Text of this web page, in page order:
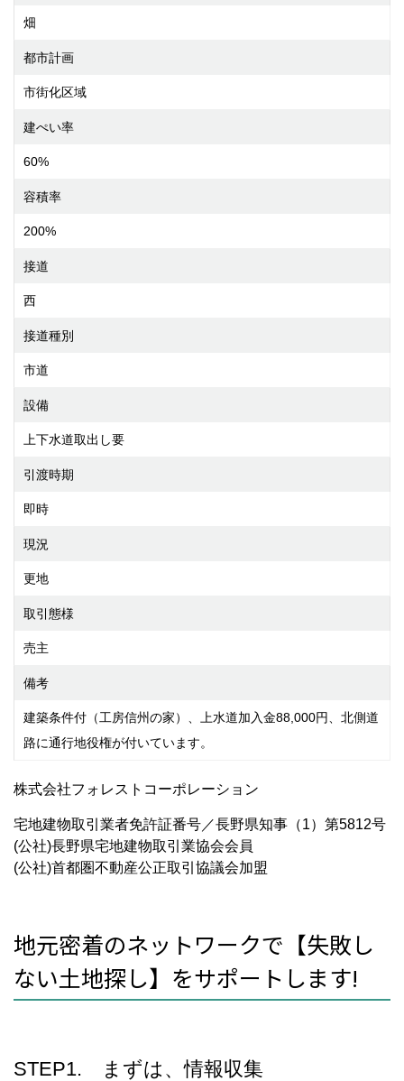
畑
都市計画
市街化区域
建ぺい率
60%
容積率
200%
接道
西
接道種別
市道
設備
上下水道取出し要
引渡時期
即時
現況
更地
取引態様
売主
備考
建築条件付（工房信州の家）、上水道加入金88,000円、北側道
路に通行地役権が付いています。
株式会社フォレストコーポレーション
宅地建物取引業者免許証番号／長野県知事（1）第5812号
(公社)長野県宅地建物取引業協会会員
(公社)首都圏不動産公正取引協議会加盟
地元密着のネットワークで【失敗し
ない土地探し】をサポートします!
STEP1. まずは、情報収集